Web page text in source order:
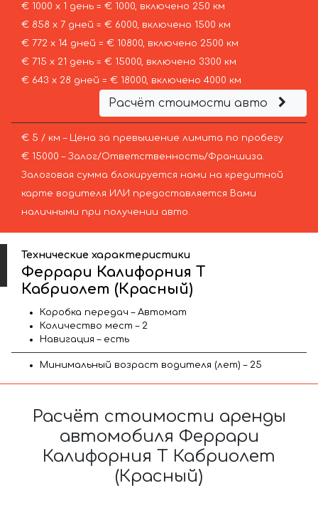
€ 1000 х 1 день = € 1000, включено 250 км
€ 858 х 7 дней = € 6000, включено 1500 км
€ 772 х 14 дней = € 10800, включено 2500 км
€ 715 х 21 день = € 15000, включено 3300 км
€ 643 х 28 дней = € 18000, включено 4000 км
Расчёт стоимости авто
€ 5 / км – Цена за превышение лимита по пробегу
€ 15000 – Залог/Ответственность/Франшиза.
Залоговая сумма блокируется нами на кредитной
карте водителя ИЛИ предоставляется Вами
наличными при получении авто.
Технические характеристики
Феррари Калифорния Т
Кабриолет (Красный)
Коробка передач – Автомат
Количество мест – 2
Навигация – есть
Минимальный возраст водителя (лет) – 25
Расчёт стоимости аренды
автомобиля Феррари
Калифорния Т Кабриолет
(Красный)